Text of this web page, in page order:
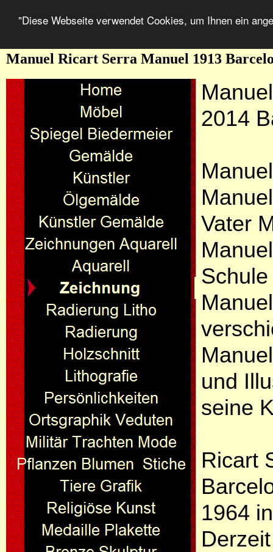
"Diese Webseite verwendet Cookies, um Ihnen ein
Manuel Ricart Serra Manuel 1913
2014
Vater
und
seine
Ricart
1964